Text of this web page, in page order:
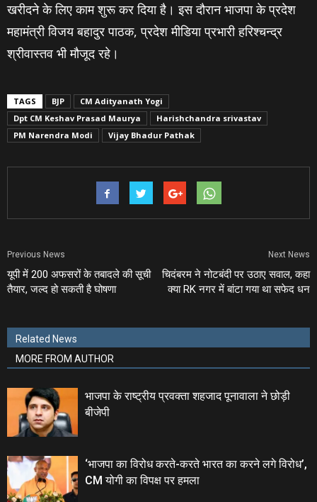
खरीदने के लिए काम शुरू कर दिया है। इस दौरान भाजपा के प्रदेश
महामंत्री विजय बहादुर पाठक, प्रदेश मीडिया प्रभारी हरिश्‍चन्‍द्र
श्रीवास्‍तव भी मौजूद रहे।
TAGS BJP
CM Adityanath Yogi
Dpt CM Keshav Prasad Maurya
Harishchandra srivastav
PM Narendra Modi
Vijay Bhadur Pathak
Previous News
यूपी में 200 अफसरों के तबादले की सूची
तैयार, जल्‍द हो सकती है घोषणा
Next News
चिदंबरम ने नोटबंदी पर उठाए सवाल, कहा
क्‍या RK नगर में बांटा गया था सफेद धन
Related News
MORE FROM AUTHOR
भाजपा के राष्ट्रीय प्रवक्ता शहजाद पूनावाला ने छोड़ी
बीजेपी
‘भाजपा का विरोध करते-करते भारत का करने लगे विरोध’,
CM योगी का विपक्ष पर हमला